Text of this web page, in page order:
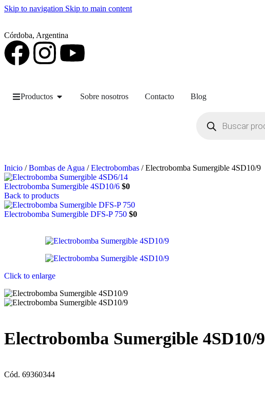
Skip to navigation Skip to main content
Córdoba, Argentina
Productos Sobre nosotros Contacto Blog
Inicio / Bombas de Agua / Electrobombas / Electrobomba Sumergible 4SD10/9
Electrobomba Sumergible 4SD10/6 $0
Back to products
Electrobomba Sumergible DFS-P 750 $0
Click to enlarge
Electrobomba Sumergible 4SD10/9
Cód. 69360344